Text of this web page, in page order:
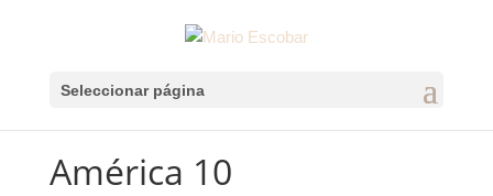
Seleccionar página
América 10